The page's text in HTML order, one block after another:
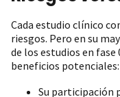
Cada estudio clínico
riesgos. Pero en su
de los estudios en
beneficios potenciales:
Su participación